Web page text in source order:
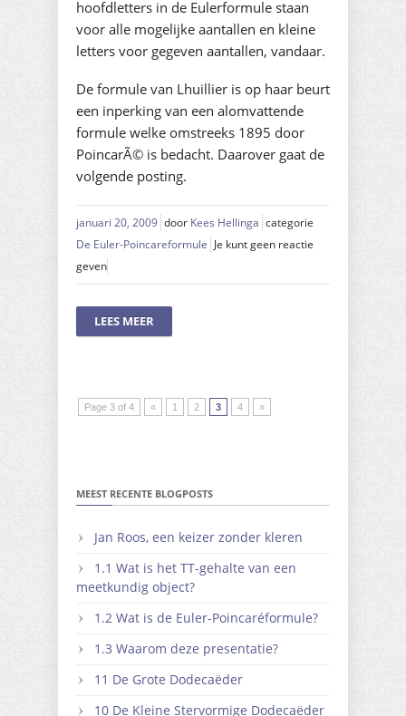
hoofdletters in de Eulerformule staan
voor alle mogelijke aantallen en kleine
letters voor gegeven aantallen, vandaar.
De formule van Lhuillier is op haar beurt
een inperking van een alomvattende
formule welke omstreeks 1895 door
PoincarÃ© is bedacht. Daarover gaat de
volgende posting.
januari 20, 2009 door Kees Hellinga categorie
De Euler-Poincareformule Je kunt geen reactie
geven
LEES MEER
Page 3 of 4 « 1 2 3 4 »
MEEST RECENTE BLOGPOSTS
Jan Roos, een keizer zonder kleren
1.1 Wat is het TT-gehalte van een
meetkundig object?
1.2 Wat is de Euler-Poincaréformule?
1.3 Waarom deze presentatie?
11 De Grote Dodecaëder
10 De Kleine Stervormige Dodecaëder